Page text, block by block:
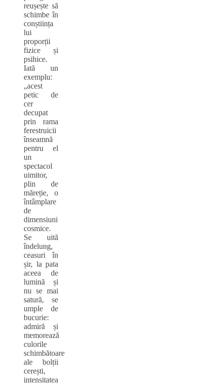
reușește să
schimbe în
conștiința
lui
proporții
fizice și
psihice.
Iată un
exemplu:
„acest
petic de
cer
decupat
prin rama
ferestruicii
înseamnă
pentru el
un
spectacol
uimitor,
plin de
măreție, o
întâmplare
de
dimensiuni
cosmice.
Se uită
îndelung,
ceasuri în
șir, la pata
aceea de
lumină și
nu se mai
satură, se
umple de
bucurie:
admiră și
memorează
culorile
schimbătoare
ale bolții
cerești,
intensitatea